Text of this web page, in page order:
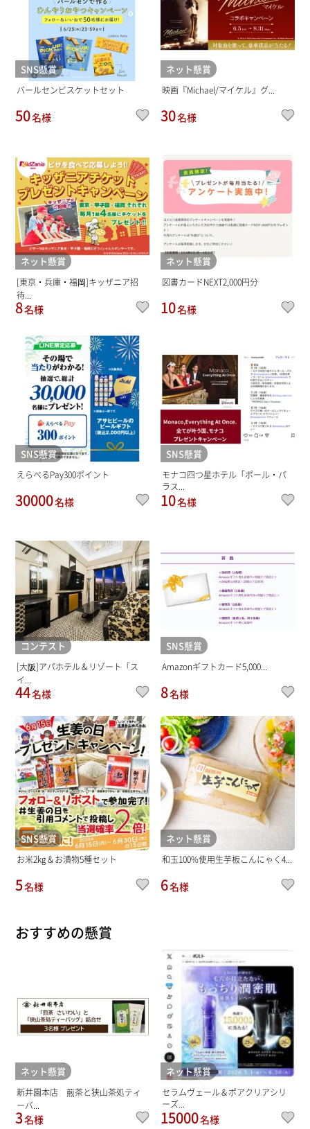
SNS懸賞
バールセンビスケットセット
50名様
ネット懸賞
映画『Michael/マイケル』グ...
30名様
ネット懸賞
[東京・兵庫・福岡]キッザニア招
待...
8名様
ネット懸賞
図書カードNEXT2,000円分
10名様
SNS懸賞
えらべるPay300ポイント
30000名様
SNS懸賞
モナコ四つ星ホテル「ポール・パ
ラス...
10名様
コンテスト
[大阪]アパホテル＆リゾート「ス
イ...
44名様
SNS懸賞
Amazonギフトカード5,000...
8名様
SNS懸賞
お米2kg＆お漬物5種セット
5名様
ネット懸賞
和玉100%使用生芋板こんにゃく4...
6名様
おすすめの懸賞
ネット懸賞
新井園本店 煎茶と狭山茶処ティ
ーバ...
3名様
ネット懸賞
セラムヴェール＆ポアクリアシリ
ーズ...
15000名様